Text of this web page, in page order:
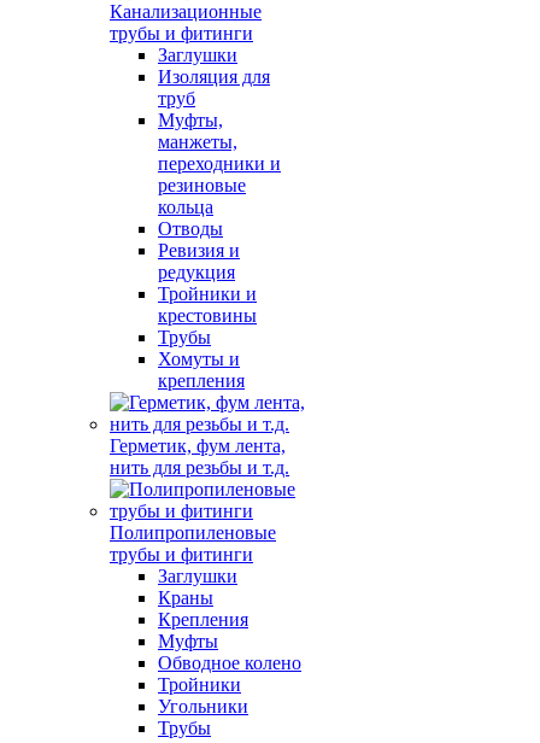
Канализационные
трубы и фитинги
Заглушки
Изоляция для
труб
Муфты,
манжеты,
переходники и
резиновые
кольца
Отводы
Ревизия и
редукция
Тройники и
крестовины
Трубы
Хомуты и
крепления
Герметик, фум лента,
нить для резьбы и т.д.
Полипропиленовые
трубы и фитинги
Заглушки
Краны
Крепления
Муфты
Обводное колено
Тройники
Угольники
Трубы